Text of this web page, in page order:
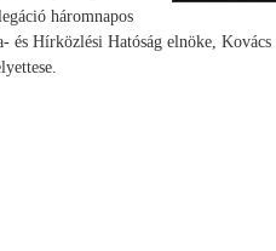
háromnapos
és Hírközlési Hatóság elnöke,